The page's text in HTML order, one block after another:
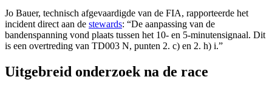
Jo Bauer, technisch afgevaardigde van de FIA, rapporteerde het
incident direct aan de stewards: “De aanpassing van de
bandenspanning vond plaats tussen het 10- en 5-minutensignaal. Dit
is een overtreding van TD003 N, punten 2. c) en 2. h) i.”
Uitgebreid onderzoek na de race